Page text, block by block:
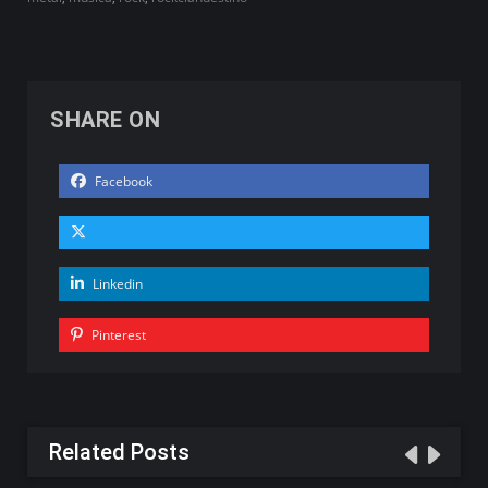
SHARE ON
Facebook
Linkedin
Pinterest
Related Posts